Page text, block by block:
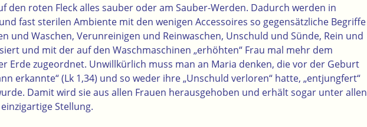
den roten Fleck alles sauber oder am Sauber-Werden. Dadurch werden in
fast sterilen Ambiente mit den wenigen Accessoires so gegensätzliche Begriffe
und Waschen, Verunreinigen und Reinwaschen, Unschuld und Sünde, Rein und
und mit der auf den Waschmaschinen „erhöhten“ Frau mal mehr dem
Erde zugeordnet. Unwillkürlich muss man an Maria denken, die vor der Geburt
erkannte“ (Lk 1,34) und so weder ihre „Unschuld verloren“ hatte, „entjungfert“
Damit wird sie aus allen Frauen herausgehoben und erhält sogar unter allen
Stellung.